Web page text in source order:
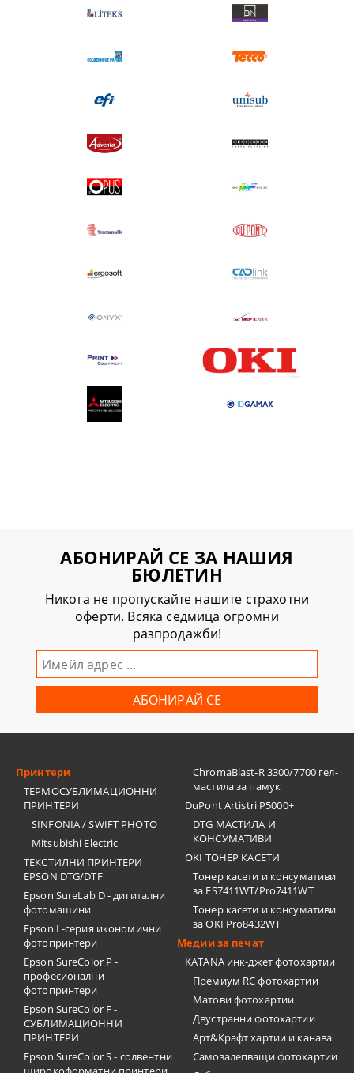
АБОНИРАЙ СЕ ЗА НАШИЯ
БЮЛЕТИН
Никога не пропускайте нашите страхотни
оферти. Всяка седмица огромни
разпродажби!
Принтери
ТЕРМОСУБЛИМАЦИОННИ
ПРИНТЕРИ
SINFONIA / SWIFT PHOTO
Mitsubishi Electric
ТЕКСТИЛНИ ПРИНТЕРИ
EPSON DTG/DTF
Epson SureLab D - дигитални
фотомашини
Epson L-серия икономични
фотопринтери
Epson SureColor P -
професионални
фотопринтери
Epson SureColor F -
СУБЛИМАЦИОННИ
ПРИНТЕРИ
Epson SureColor S - солвентни
ChromaBlast-R 3300/7700 гел-
мастила за памук
DuPont Artistri P5000+
DTG МАСТИЛА И
КОНСУМАТИВИ
OKI ТОНЕР КАСЕТИ
Тонер касети и консумативи
за ES7411WT/Pro7411WT
Тонер касети и консумативи
за OKI Pro8432WT
Медии за печат
KATANA инк-джет фотохартии
Премиум RC фотохартии
Матови фотохартии
Двустранни фотохартии
Арт&Крафт хартии и канава
Самозалепващи фотохартии